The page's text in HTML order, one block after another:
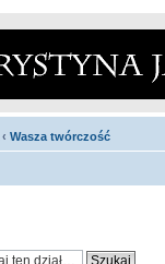
‹ Wasza twórczość